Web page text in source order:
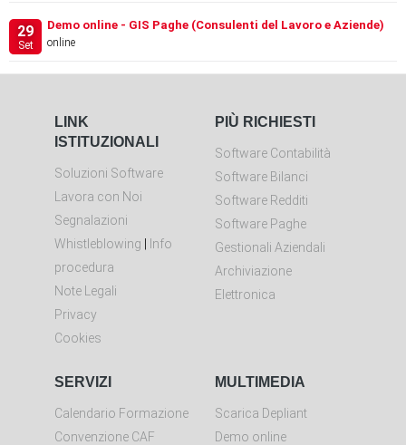
29
Set
Demo online - GIS Paghe (Consulenti del Lavoro e Aziende)
online
LINK
ISTITUZIONALI
Soluzioni Software
Lavora con Noi
Segnalazioni
Whistleblowing
Info
procedura
Note Legali
Privacy
Cookies
PIÙ RICHIESTI
Software Contabilità
Software Bilanci
Software Redditi
Software Paghe
Gestionali Aziendali
Archiviazione
Elettronica
SERVIZI
Calendario Formazione
Convenzione CAF
MULTIMEDIA
Scarica Depliant
Demo online